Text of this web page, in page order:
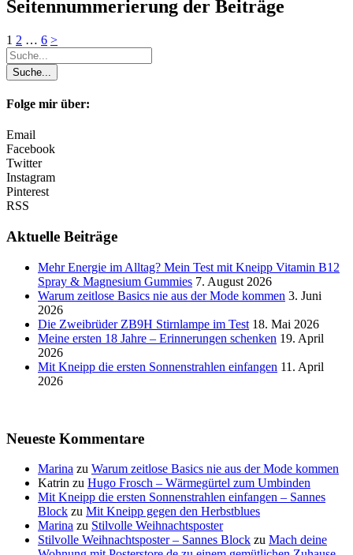
Seitennummerierung der Beiträge
1 2 … 6 >
Folge mir über:
Email
Facebook
Twitter
Instagram
Pinterest
RSS
Aktuelle Beiträge
Mehr Energie im Alltag? Mein Test mit Kneipp Vitamin B12
Spray & Magnesium Gummies 7. August 2026
Warum zeitlose Basics nie aus der Mode kommen 3. Juni
2026
Die Zweibrüder ZB9H Stirnlampe im Test 18. Mai 2026
Meine ersten 18 Jahre – Erinnerungen schenken 19. April
2026
Mit Kneipp die ersten Sonnenstrahlen einfangen 11. April
2026
Neueste Kommentare
Marina zu Warum zeitlose Basics nie aus der Mode kommen
Katrin zu Hugo Frosch – Wärmegürtel zum Umbinden
Mit Kneipp die ersten Sonnenstrahlen einfangen – Sannes
Block zu Mit Kneipp gegen den Herbstblues
Marina zu Stilvolle Weihnachtsposter
Stilvolle Weihnachtsposter – Sannes Block zu Mach deine